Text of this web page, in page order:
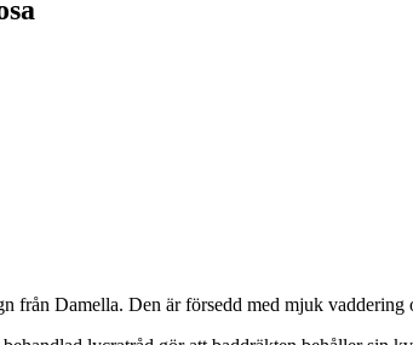
från Damella. Den är försedd med mjuk vaddering